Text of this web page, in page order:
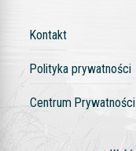
Kontakt
Polityka prywatności
Centrum Prywatności